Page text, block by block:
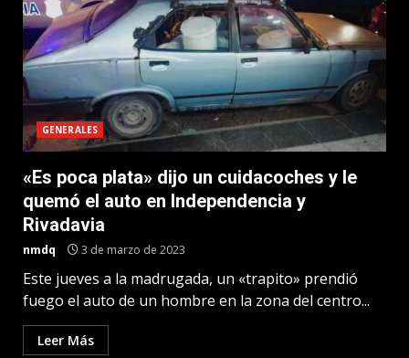
GENERALES
«Es poca plata» dijo un cuidacoches y le
quemó el auto en Independencia y
Rivadavia
nmdq 3 de marzo de 2023
Este jueves a la madrugada, un «trapito» prendió
fuego el auto de un hombre en la zona del centro...
Leer Más